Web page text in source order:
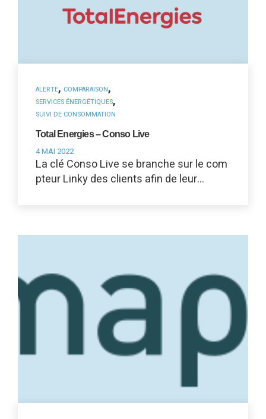
ALERTE, COMPARAISON,
SERVICES ÉNERGÉTIQUES,
SUIVI DE CONSOMMATION
Total Energies – Conso Live
4 MAI 2022
La clé Conso Live se branche sur le com
pteur Linky des clients afin de leur…